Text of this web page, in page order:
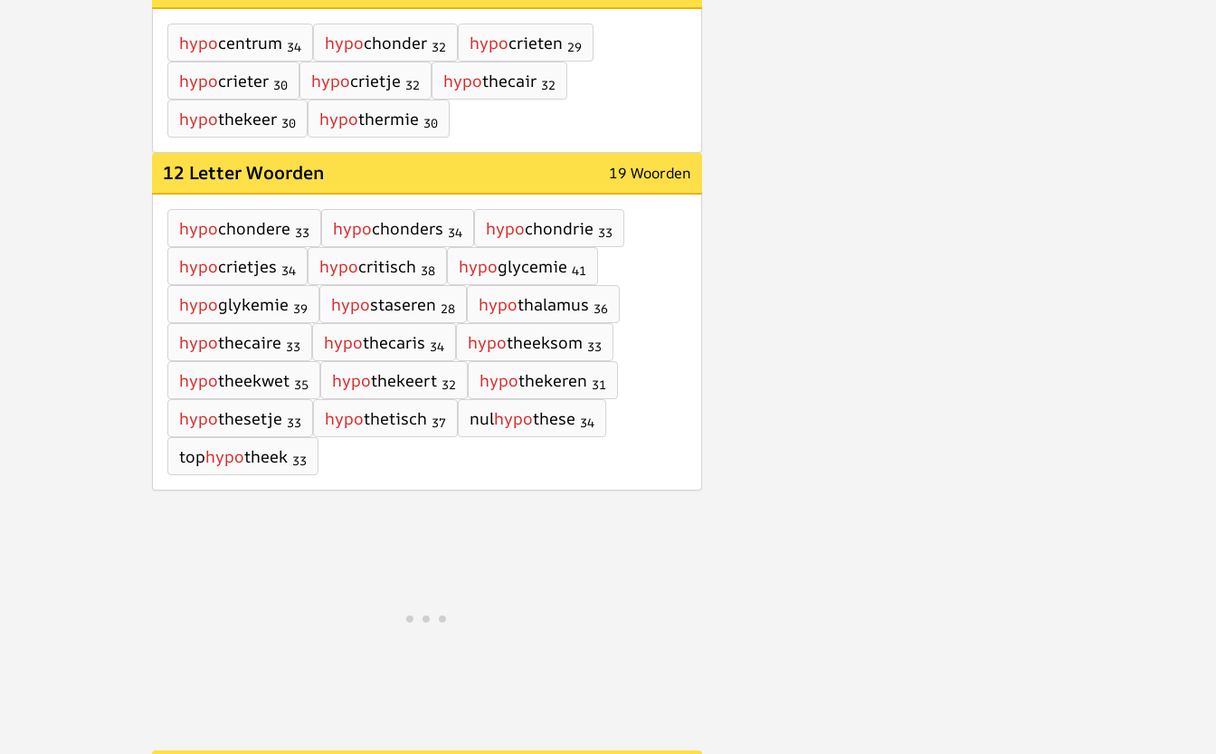
hypocentrum 34 hypochonder 32 hypocrieten 29
hypocrieter 30 hypocrietje 32 hypothecair 32
hypothekeer 30 hypothermie 30
12 Letter Woorden 19 Woorden
hypochondere 33 hypochonders 34 hypochondrie 33
hypocrietjes 34 hypocritisch 38 hypoglycemie 41
hypoglykemie 39 hypostaseren 28 hypothalamus 36
hypothecaire 33 hypothecaris 34 hypotheeksom 33
hypotheekwet 35 hypothekeert 32 hypothekeren 31
hypothesetje 33 hypothetisch 37 nulhypothese 34
tophypotheek 33